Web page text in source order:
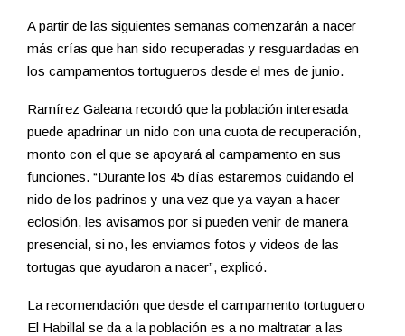
A partir de las siguientes semanas comenzarán a nacer
más crías que han sido recuperadas y resguardadas en
los campamentos tortugueros desde el mes de junio.
Ramírez Galeana recordó que la población interesada
puede apadrinar un nido con una cuota de recuperación,
monto con el que se apoyará al campamento en sus
funciones. “Durante los 45 días estaremos cuidando el
nido de los padrinos y una vez que ya vayan a hacer
eclosión, les avisamos por si pueden venir de manera
presencial, si no, les enviamos fotos y videos de las
tortugas que ayudaron a nacer”, explicó.
La recomendación que desde el campamento tortuguero
El Habillal se da a la población es a no maltratar a las